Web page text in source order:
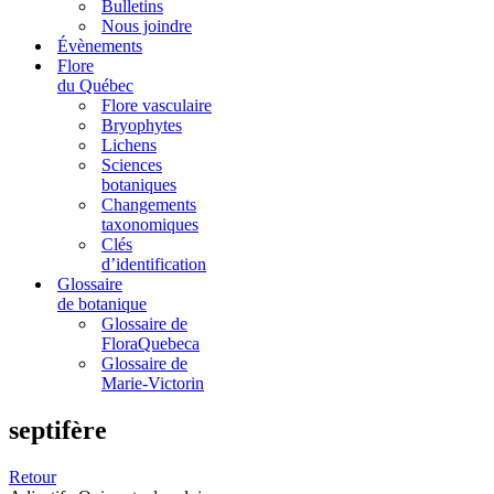
Bulletins
Nous joindre
Évènements
Flore
du Québec
Flore vasculaire
Bryophytes
Lichens
Sciences
botaniques
Changements
taxonomiques
Clés
d’identification
Glossaire
de botanique
Glossaire de
FloraQuebeca
Glossaire de
Marie-Victorin
septifère
Retour